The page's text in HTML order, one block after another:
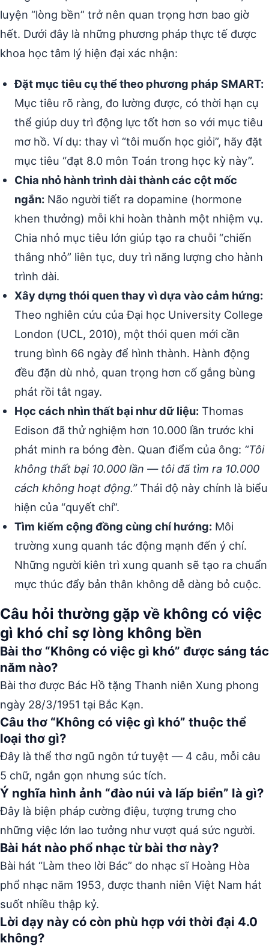
luyện “lòng bền” trở nên quan trọng hơn bao giờ
hết. Dưới đây là những phương pháp thực tế được
khoa học tâm lý hiện đại xác nhận:
Đặt mục tiêu cụ thể theo phương pháp SMART:
Mục tiêu rõ ràng, đo lường được, có thời hạn cụ
thể giúp duy trì động lực tốt hơn so với mục tiêu
mơ hồ. Ví dụ: thay vì “tôi muốn học giỏi”, hãy đặt
mục tiêu “đạt 8.0 môn Toán trong học kỳ này”.
Chia nhỏ hành trình dài thành các cột mốc
ngắn: Não người tiết ra dopamine (hormone
khen thưởng) mỗi khi hoàn thành một nhiệm vụ.
Chia nhỏ mục tiêu lớn giúp tạo ra chuỗi “chiến
thắng nhỏ” liên tục, duy trì năng lượng cho hành
trình dài.
Xây dựng thói quen thay vì dựa vào cảm hứng:
Theo nghiên cứu của Đại học University College
London (UCL, 2010), một thói quen mới cần
trung bình 66 ngày để hình thành. Hành động
đều đặn dù nhỏ, quan trọng hơn cố gắng bùng
phát rồi tắt ngay.
Học cách nhìn thất bại như dữ liệu: Thomas
Edison đã thử nghiệm hơn 10.000 lần trước khi
phát minh ra bóng đèn. Quan điểm của ông: “Tôi
không thất bại 10.000 lần — tôi đã tìm ra 10.000
cách không hoạt động.”Thái độ này chính là biểu
hiện của “quyết chí”.
Tìm kiếm cộng đồng cùng chí hướng: Môi
trường xung quanh tác động mạnh đến ý chí.
Những người kiên trì xung quanh sẽ tạo ra chuẩn
mực thúc đẩy bản thân không dễ dàng bỏ cuộc.
Câu hỏi thường gặp về không có việc
gì khó chỉ sợ lòng không bền
Bài thơ “Không có việc gì khó” được sáng tác
năm nào?
Bài thơ được Bác Hồ tặng Thanh niên Xung phong
ngày 28/3/1951 tại Bắc Kạn.
Câu thơ “Không có việc gì khó” thuộc thể
loại thơ gì?
Đây là thể thơ ngũ ngôn tứ tuyệt — 4 câu, mỗi câu
5 chữ, ngắn gọn nhưng súc tích.
Ý nghĩa hình ảnh “đào núi và lấp biển” là gì?
Đây là biện pháp cường điệu, tượng trưng cho
những việc lớn lao tưởng như vượt quá sức người.
Bài hát nào phổ nhạc từ bài thơ này?
Bài hát “Làm theo lời Bác” do nhạc sĩ Hoàng Hòa
phổ nhạc năm 1953, được thanh niên Việt Nam hát
suốt nhiều thập kỷ.
Lời dạy này có còn phù hợp với thời đại 4.0
không?